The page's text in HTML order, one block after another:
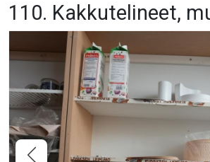
110. Kakkutelineet,